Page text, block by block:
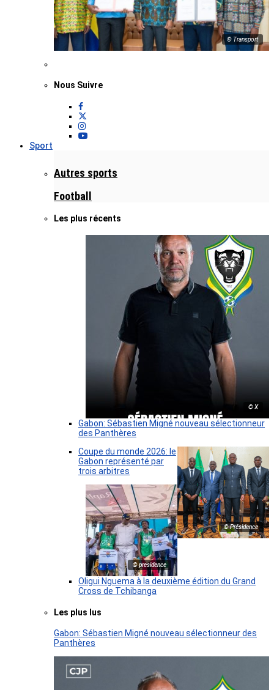
© Transport
Nous Suivre
Sport
Autres sports
Football
Les plus récents
© X
Gabon: Sébastien Migné nouveau sélectionneur
des Panthères
© Présidence
Coupe du monde 2026: le
Gabon représenté par
trois arbitres
© presidence
Oligui Nguema à la deuxième édition du Grand
Cross de Tchibanga
Les plus lus
Gabon: Sébastien Migné nouveau sélectionneur des
Panthères